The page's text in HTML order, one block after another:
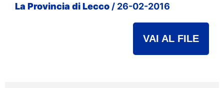
La Provincia di Lecco / 26-02-2016
VAI AL FILE